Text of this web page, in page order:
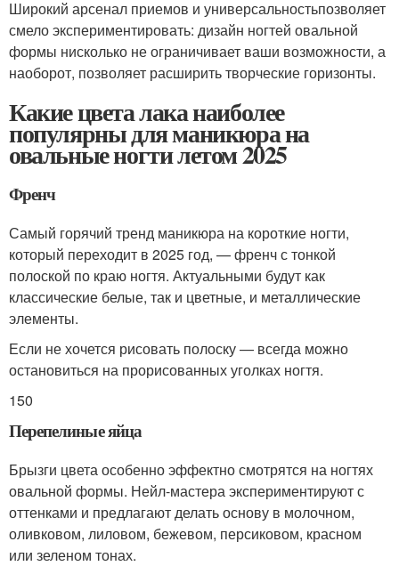
Широкий арсенал приемов и универсальностьпозволяет
смело экспериментировать: дизайн ногтей овальной
формы нисколько не ограничивает ваши возможности, а
наоборот, позволяет расширить творческие горизонты.
Какие цвета лака наиболее
популярны для маникюра на
овальные ногти летом 2025
Френч
Самый горячий тренд маникюра на короткие ногти,
который переходит в 2025 год, — френч с тонкой
полоской по краю ногтя. Актуальными будут как
классические белые, так и цветные, и металлические
элементы.
Если не хочется рисовать полоску — всегда можно
остановиться на прорисованных уголках ногтя.
150
Перепелиные яйца
Брызги цвета особенно эффектно смотрятся на ногтях
овальной формы. Нейл-мастера экспериментируют с
оттенками и предлагают делать основу в молочном,
оливковом, лиловом, бежевом, персиковом, красном
или зеленом тонах.